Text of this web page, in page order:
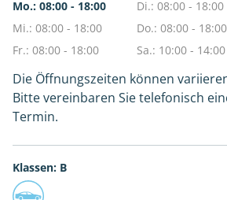
Mo.: 08:00 - 18:00
Di.: 08:00 - 18:00
Mi.: 08:00 - 18:00
Do.: 08:00 - 18:00
Fr.: 08:00 - 18:00
Sa.: 10:00 - 14:00
Die Öffnungszeiten können
Bitte vereinbaren Sie telefonisch
Termin.
Klassen: B